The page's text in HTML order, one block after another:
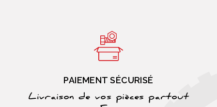
PAIEMENT SÉCURISÉ
Livraison de vos pièces partout